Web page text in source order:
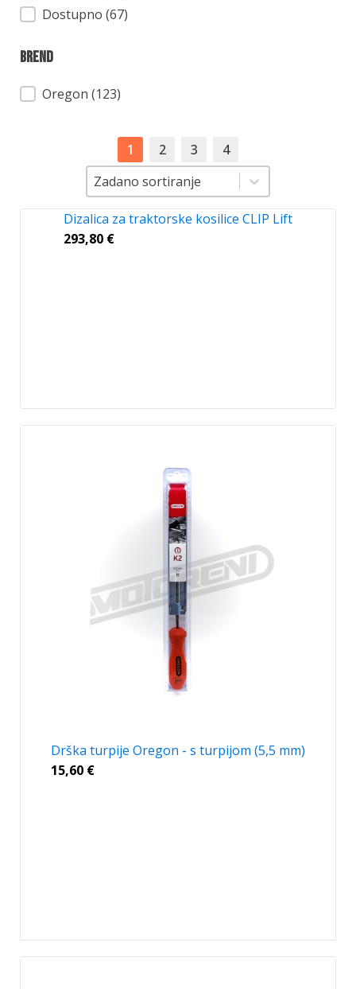
Dostupno (67)
Brend
BrendOregon (123)
1 2 3
4
Sortiranje
Zadano sortiranje
Sortiranje
Dizalica za traktorske kosilice CLIP Lift
293,80 €
Drška turpije Oregon - s turpijom (5,5 mm)
15,60 €